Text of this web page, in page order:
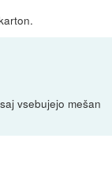
vsebujejo mešan